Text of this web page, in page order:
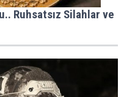
Ruhsatsız Silahlar ve